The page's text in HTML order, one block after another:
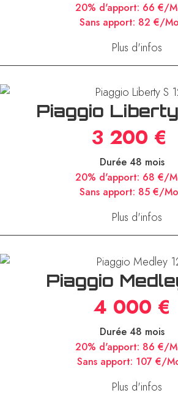
20% d'apport: 66 €/
Sans apport: 82 €/
Plus d'infos
Piaggio
3 200 €
Durée 48 mois
20% d'apport: 68 €/
Sans apport: 85 €/
Plus d'infos
Piaggio
4 000 €
Durée 48 mois
20% d'apport: 86 €/
Sans apport: 107 €/
Plus d'infos